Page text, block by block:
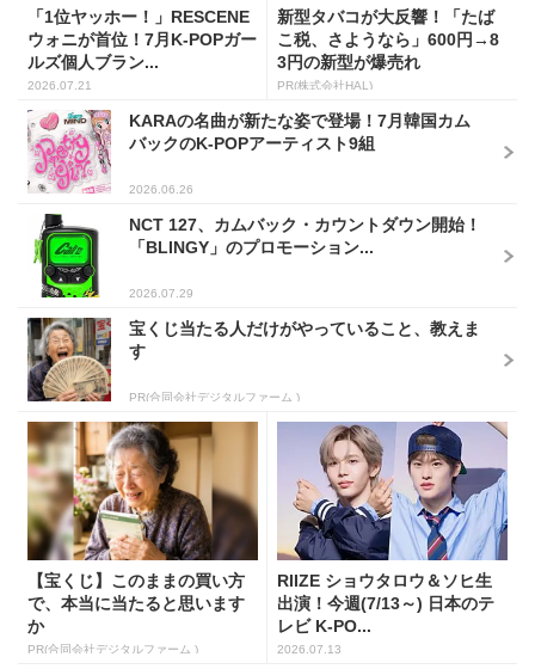
「1位ヤッホー！」RESCENE
ウォニが首位！7月K-POPガー
ルズ個人ブラン...
2026.07.21
新型タバコが大反響！「たば
こ税、さようなら」600円→8
3円の新型が爆売れ
PR(株式会社HAL)
KARAの名曲が新たな姿で登場！7月韓国カム
バックのK-POPアーティスト9組
2026.06.26
NCT 127、カムバック・カウントダウン開始！
「BLINGY」のプロモーション...
2026.07.29
宝くじ当たる人だけがやっていること、教えま
す
PR(合同会社デジタルファーム )
【宝くじ】このままの買い方
で、本当に当たると思います
か
PR(合同会社デジタルファーム )
RIIZE ショウタロウ＆ソヒ生
出演！今週(7/13～) 日本のテ
レビ K-PO...
2026.07.13